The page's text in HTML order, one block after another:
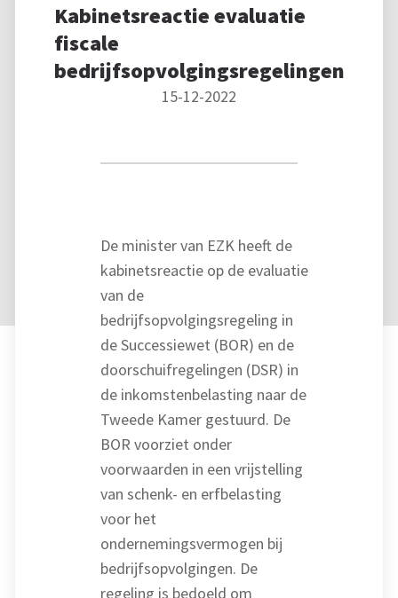
Kabinetsreactie evaluatie
fiscale
bedrijfsopvolgingsregelingen
15-12-2022
De minister van EZK heeft de
kabinetsreactie op de evaluatie
van de
bedrijfsopvolgingsregeling in
de Successiewet (BOR) en de
doorschuifregelingen (DSR) in
de inkomstenbelasting naar de
Tweede Kamer gestuurd. De
BOR voorziet onder
voorwaarden in een vrijstelling
van schenk- en erfbelasting
voor het
ondernemingsvermogen bij
bedrijfsopvolgingen. De
regeling is bedoeld om